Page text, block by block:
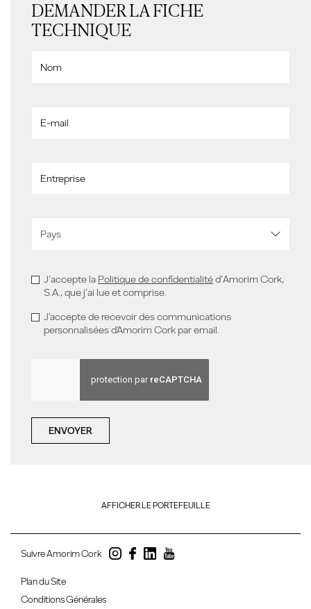
DEMANDER LA FICHE
TECHNIQUE
J’accepte la Politique de confidentialitéd’Amorim Cork,
S.A., que j’ai lue et comprise.
J'accepte de recevoir des communications
personnalisées d'Amorim Cork par email.
ENVOYER
AFFICHER LE PORTEFEUILLE
Suivre Amorim Cork
Plan du Site
Conditions Générales